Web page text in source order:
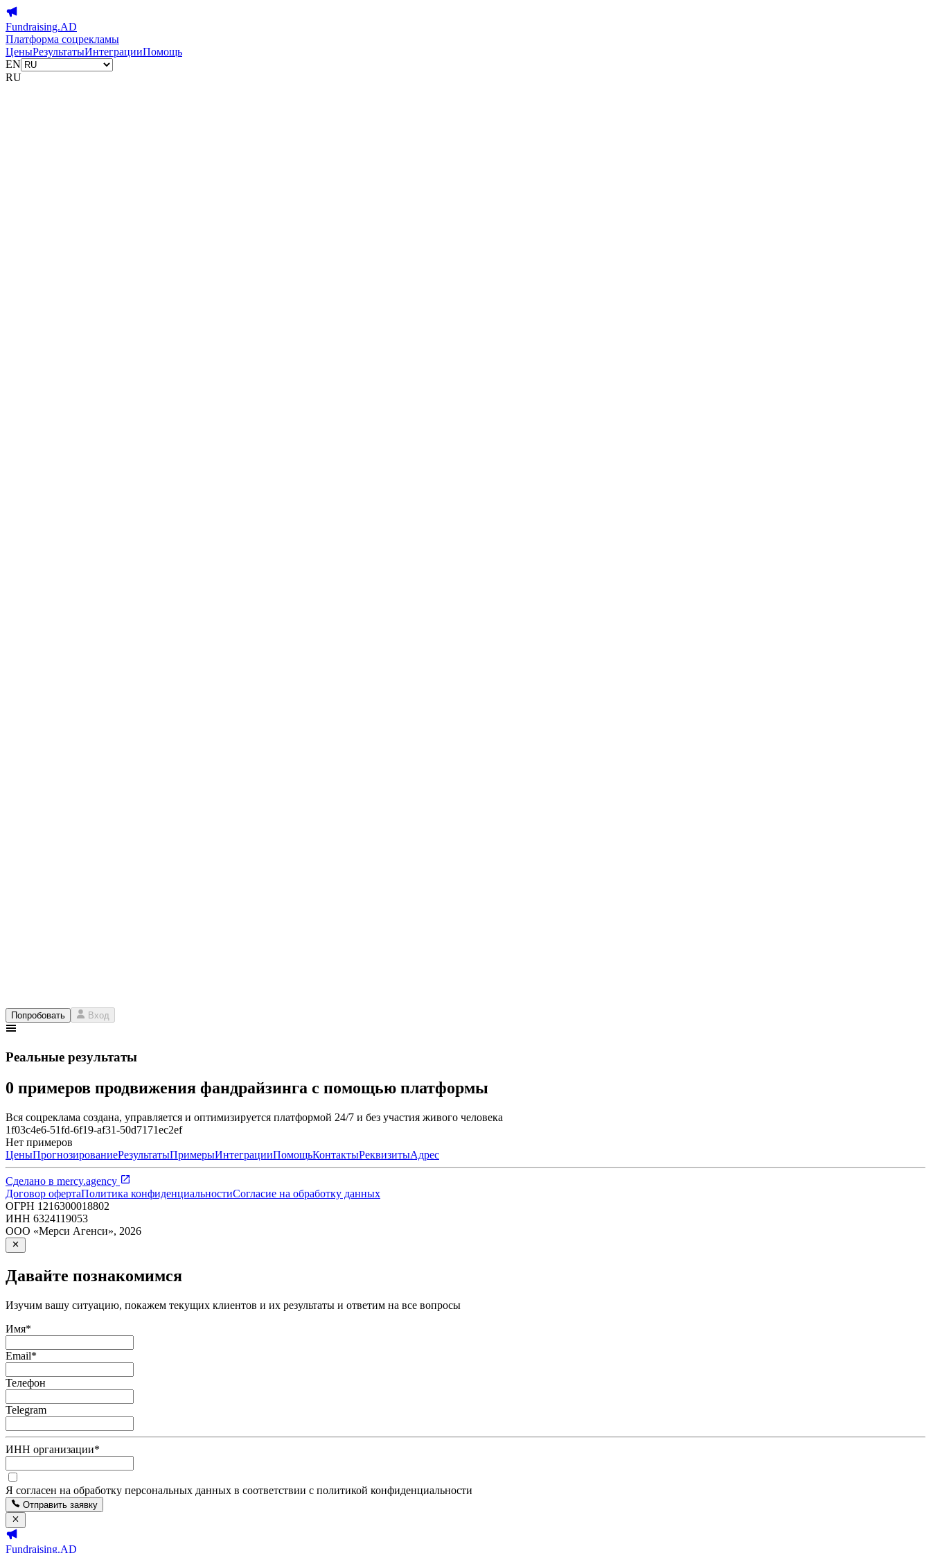
Fundraising.AD
Платформа соцрекламы
ЦеныРезультатыИнтеграцииПомощь
EN
RU
Попробовать Вход
Реальные результаты
0 примеров продвижения фандрайзинга с помощью платформы
Вся соцреклама создана, управляется и оптимизируется платформой 24/7 и без участия живого человека
1f03c4e6-51fd-6f19-af31-50d7171ec2ef
Нет примеров
ЦеныПрогнозированиеРезультатыПримерыИнтеграцииПомощьКонтактыРеквизитыАдрес
Сделано в mercy.agency
Договор офертаПолитика конфиденциальностиСогласие на обработку данных
ОГРН 1216300018802
ИНН 6324119053
ООО «Мерси Агенси», 2026
Давайте познакомимся
Изучим вашу ситуацию, покажем текущих клиентов и их результаты и ответим на все вопросы
Имя*
Email*
Телефон
Telegram
ИНН организации*
Я согласен на обработку персональных данных в соответствии с политикой конфиденциальности
Отправить заявку
Fundraising.AD